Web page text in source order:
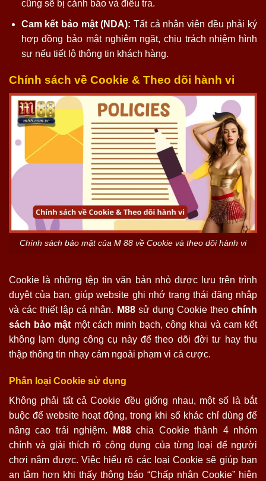
cũng sẽ bị cảnh báo và điều tra.
Cam kết bảo mật (NDA): Tất cả nhân viên đều phải ký
hợp đồng bảo mật nghiêm ngặt, chịu trách nhiệm hình
sự nếu tiết lộ thông tin khách hàng.
Chính sách về Cookie & Theo dõi hành vi
Chính sách bảo mật của M 88 về Cookie và theo dõi hành vi
Cookie là những tệp tin văn bản nhỏ được lưu trên trình
duyệt của bạn, giúp website ghi nhớ trạng thái đăng nhập
và các thiết lập cá nhân. M88sử dụng Cookie theochính
sách bảo mật một cách minh bạch, công khai và cam kết
không lạm dụng công cụ này để theo dõi đời tư hay thu
thập thông tin nhạy cảm ngoài phạm vi cá cược.
Phân loại Cookie sử dụng
Không phải tất cả Cookie đều giống nhau, một số là bắt
buộc để website hoạt động, trong khi số khác chỉ dùng để
nâng cao trải nghiệm.
M88chia Cookie thành 4 nhóm
chính và giải thích rõ công dụng của từng loại để người
chơi nắm được. Việc hiểu rõ các loại Cookie sẽ giúp bạn
an tâm hơn khi thấy thông báo “Chấp nhận Cookie” hiện